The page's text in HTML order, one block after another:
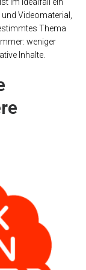
Videomaterial,
Thema
weniger
Inhalte.